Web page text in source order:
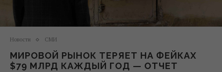
Новости СМИ
МИРОВОЙ РЫНОК ТЕРЯЕТ НА ФЕЙКАХ
$79 МЛРД КАЖДЫЙ ГОД — ОТЧЕТ